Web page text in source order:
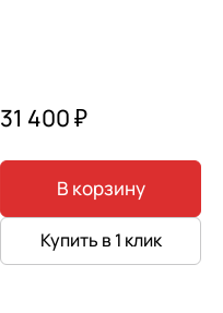
31 400 ₽
В корзину
Купить в 1 клик